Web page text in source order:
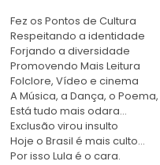
Fez os Pontos de Cultura
Respeitando a identidade
Forjando a diversidade
Promovendo Mais Leitura
Folclore, Vídeo e cinema
A Música, a Dança, o Poema,
Está tudo mais odara…
Exclusão virou insulto
Hoje o Brasil é mais culto…
Por isso Lula é o cara.